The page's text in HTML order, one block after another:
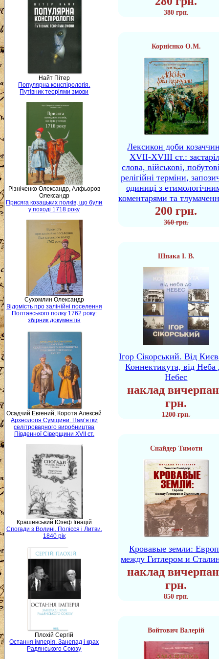
Найт Пітер
Популярна конспірологія.
Путівник теоріями змови
Різніченко Олександр, Алфьоров
Олександр
Присяга козацьких полків, що були
у поході 1718 року
Сухомлин Олександр
Відомість про залінійні поселення
Полтавського полку 1762 року:
збірник документів
Осадчий Евгений, Коротя Алексей
Археологія Сумщини. Пам’ятки
селітроварного виробництва
Південної Сіверщини XVII ст.
Крашевський Юзеф Ігнацій
Спогади з Волині, Полісся і Литви.
1840 рік
Плохій Сергій
Остання імперія. Занепад і крах
Радянського Союзу
380 грн.
Корнієнко О.М.
Лексикон доби
XVII-XVIII ст.:
слова, військові,
релігійні терміни,
одиниці з
коментарями та
200 грн.
360 грн.
Шпака І. В.
Ігор Сікорський. Від
Коннектикута, від Неба
Небес
наклад
грн.
1200 грн.
Снайдер Тимоти
Кровавые земли:
между Гитлером и
наклад
грн.
850 грн.
Войтович Валерій